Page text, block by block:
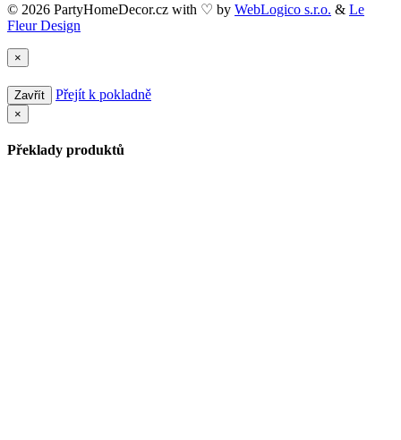
© 2026 PartyHomeDecor.cz with ♡ by WebLogico s.r.o. & Le
Fleur Design
×
Zavřít Přejít k pokladně
×
Překlady produktů